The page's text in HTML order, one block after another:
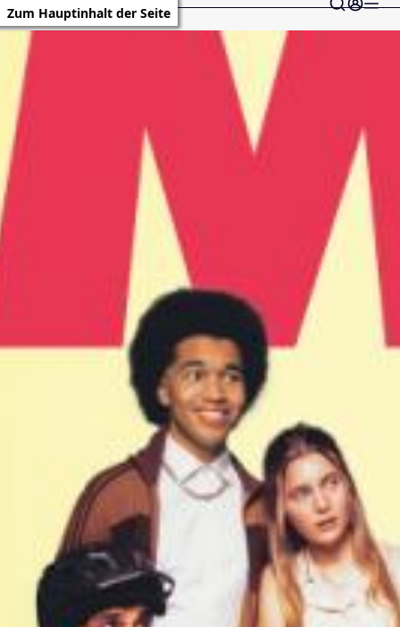
Zum Hauptinhalt der Seite